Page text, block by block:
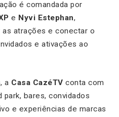
é comandada por
e Nyvi Estephan,
atrações e conectar o
e ativações ao
a Casa CazéTV conta com
bares, convidados
e experiências de marcas